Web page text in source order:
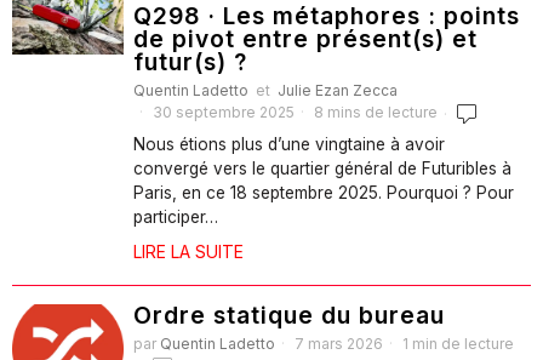
Q298 · Les métaphores : points
de pivot entre présent(s) et
futur(s) ?
Quentin Ladetto et Julie Ezan Zecca
30 septembre 2025
8 mins de lecture
Nous étions plus d’une vingtaine à avoir
convergé vers le quartier général de Futuribles à
Paris, en ce 18 septembre 2025. Pourquoi ? Pour
participer…
LIRE LA SUITE
Ordre statique du bureau
par Quentin Ladetto 7 mars 2026 1 min de lecture